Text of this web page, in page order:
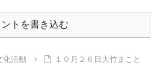
ントを書き込む
化活動
１０月２６日大竹まこと